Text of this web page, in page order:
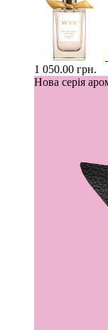
1 050.00 грн.
Нова серія